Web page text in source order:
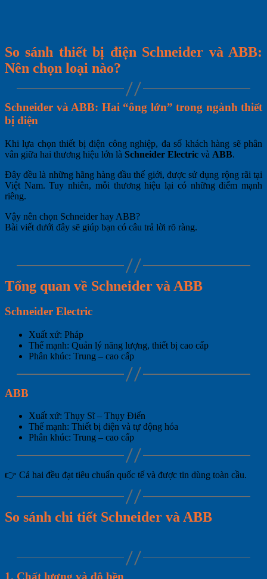
So sánh thiết bị điện Schneider và ABB:
Nên chọn loại nào?
Schneider và ABB: Hai “ông lớn” trong ngành thiết
bị điện
Khi lựa chọn thiết bị điện công nghiệp, đa số khách hàng sẽ phân
vân giữa hai thương hiệu lớn là Schneider Electric và ABB.
Đây đều là những hãng hàng đầu thế giới, được sử dụng rộng rãi tại
Việt Nam. Tuy nhiên, mỗi thương hiệu lại có những điểm mạnh
riêng.
Vậy nên chọn Schneider hay ABB?
Bài viết dưới đây sẽ giúp bạn có câu trả lời rõ ràng.
Tổng quan về Schneider và ABB
Schneider Electric
Xuất xứ: Pháp
Thế mạnh: Quản lý năng lượng, thiết bị cao cấp
Phân khúc: Trung – cao cấp
ABB
Xuất xứ: Thụy Sĩ – Thụy Điển
Thế mạnh: Thiết bị điện và tự động hóa
Phân khúc: Trung – cao cấp
👉 Cả hai đều đạt tiêu chuẩn quốc tế và được tin dùng toàn cầu.
So sánh chi tiết Schneider và ABB
1. Chất lượng và độ bền